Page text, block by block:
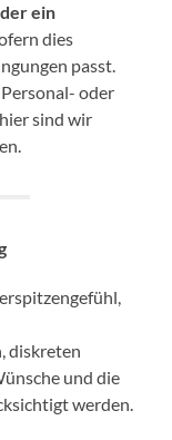
ein
dies
passt.
Personal- oder
sind wir
diskreten
und die
werden.